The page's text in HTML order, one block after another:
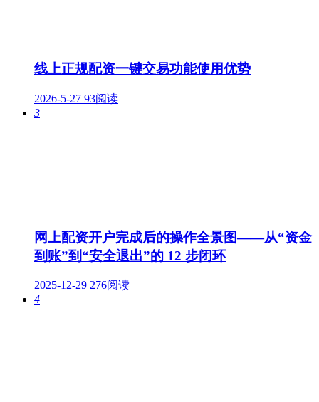
线上正规配资一键交易功能使用优势
2026-5-27 93阅读
3
网上配资开户完成后的操作全景图——从“资金
到账”到“安全退出”的 12 步闭环
2025-12-29 276阅读
4